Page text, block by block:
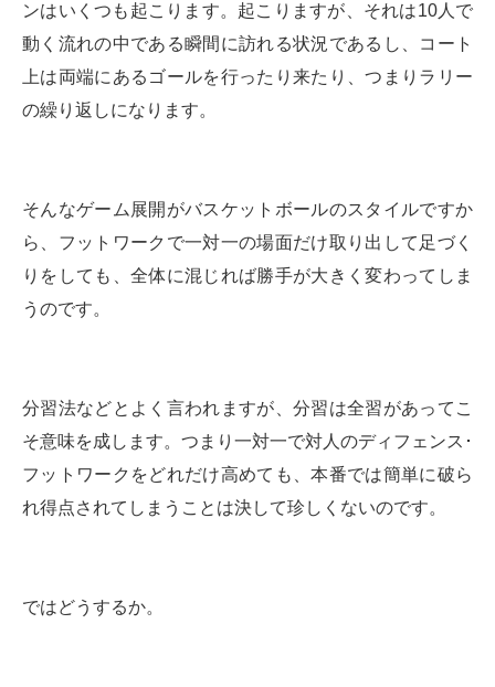
ンはいくつも起こります。起こりますが、それは10人で
動く流れの中である瞬間に訪れる状況であるし、コート
上は両端にあるゴールを行ったり来たり、つまりラリー
の繰り返しになります。
そんなゲーム展開がバスケットボールのスタイルですか
ら、フットワークで一対一の場面だけ取り出して足づく
りをしても、全体に混じれば勝手が大きく変わってしま
うのです。
分習法などとよく言われますが、分習は全習があってこ
そ意味を成します。つまり一対一で対人のディフェンス･
フットワークをどれだけ高めても、本番では簡単に破ら
れ得点されてしまうことは決して珍しくないのです。
ではどうするか。